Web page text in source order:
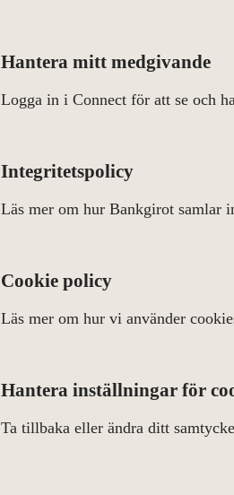
Hantera mitt medgivande
Logga in i Connect för att se och
Integritetspolicy
Läs mer om hur Bankgirot samlar
Cookie policy
Läs mer om hur vi använder
Hantera inställningar för
Ta tillbaka eller ändra ditt